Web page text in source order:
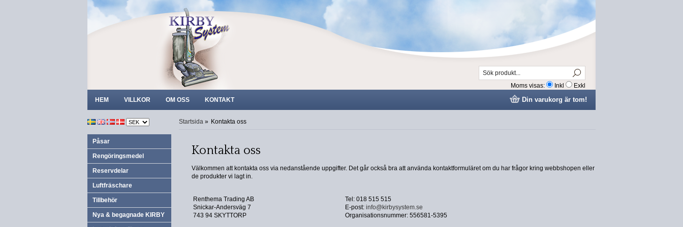
Moms visas: Inkl
Exkl
HEM
VILLKOR OM OSS KONTAKT Din varukorg är tom!
Påsar
Rengöringsmedel
Reservdelar
Luftfräschare
Tillbehör
Nya & begagnade KIRBY
Startsida » Kontakta oss
Kontakta oss
Välkommen att kontakta oss via nedanstående uppgifter. Det går också bra att använda kontaktformuläret om du har frågor kring webbshopen eller
de produkter vi lagt in.
Renthema Trading AB
Snickar-Andersväg 7
743 94 SKYTTORP
Tel: 018 515 515
E-post: info@kirbysystem.se
Organisationsnummer: 556581-5395